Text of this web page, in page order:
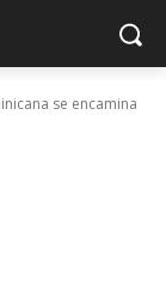
se encamina